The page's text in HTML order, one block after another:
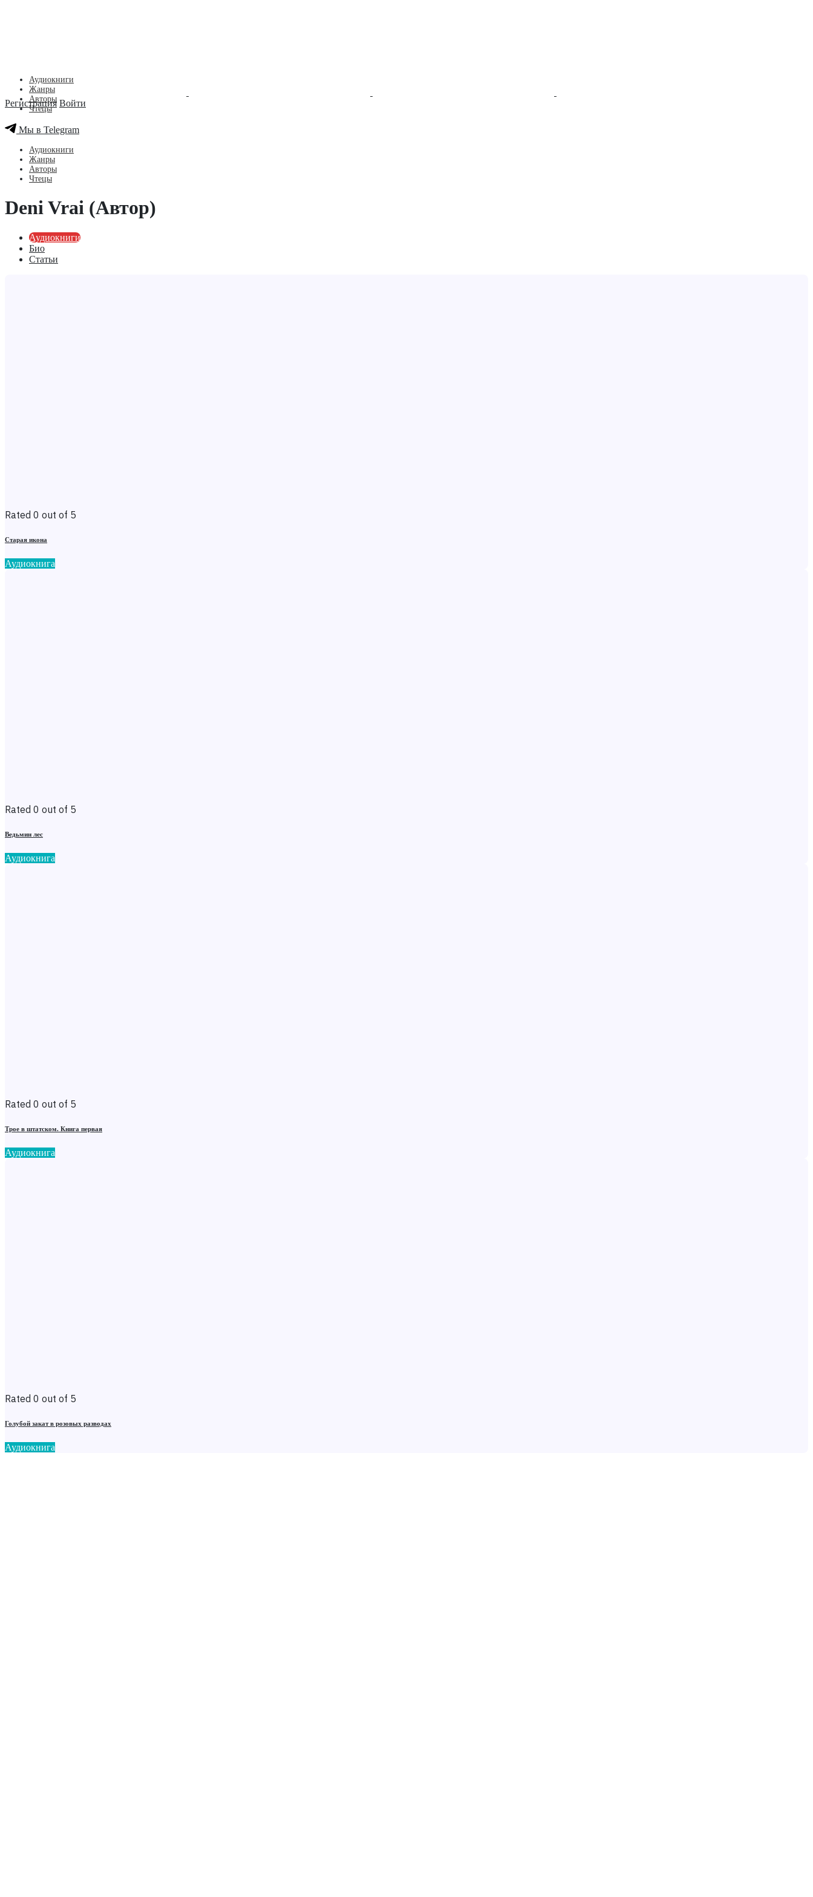
Регистрация Войти
Аудиокниги
Жанры
Авторы
Чтецы
Мы в Telegram
Аудиокниги
Жанры
Авторы
Чтецы
Deni Vrai (Автор)
Аудиокниги
Био
Статьи
Rated 0 out of 5
Старая икона
Аудиокнига
Rated 0 out of 5
Ведьмин лес
Аудиокнига
Rated 0 out of 5
Трое в штатском. Книга первая
Аудиокнига
Rated 0 out of 5
Голубой закат в розовых разводах
Аудиокнига